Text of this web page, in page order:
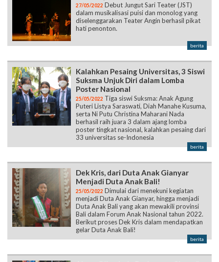
berita
Suksma Unjuk Diri dalam Lomba
Puteri Listya Saraswati, Diah Manahe Kusuma,
serta Ni Putu Christina Maharani Nada
berhasil raih juara 3 dalam ajang lomba
poster tingkat nasional, kalahkan pesaing dari
33 universitas se-Indonesia
Dek Kris, dari Duta Anak Gianyar
Menjadi Duta Anak Bali!
menjadi Duta Anak Gianyar, hingga menjadi
Duta Anak Bali yang akan mewakili provinsi
Bali dalam Forum Anak Nasional tahun 2022.
Berikut proses Dek Kris dalam mendapatkan
gelar Duta Anak Bali!
berita
Ajang Olimpiade Puskasnas, Siswa/i
Suksma Kembali Catat Prestasi! Yuk,